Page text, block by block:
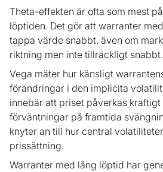
Theta-effekten är ofta som mest
löptiden. Det gör att warranter
tappa värde snabbt, även om
riktning men inte tillräckligt snabbt.
Vega mäter hur känsligt
förändringar i den implicita
innebär att priset påverkas
förväntningar på framtida
knyter an till hur central
prissättning.
Warranter med lång löptid har